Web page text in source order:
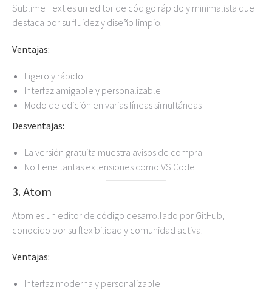
Sublime Text es un editor de código rápido y minimalista que
destaca por su fluidez y diseño limpio.
Ventajas:
Ligero y rápido
Interfaz amigable y personalizable
Modo de edición en varias líneas simultáneas
Desventajas:
La versión gratuita muestra avisos de compra
No tiene tantas extensiones como VS Code
3. Atom
Atom es un editor de código desarrollado por GitHub,
conocido por su flexibilidad y comunidad activa.
Ventajas:
Interfaz moderna y personalizable